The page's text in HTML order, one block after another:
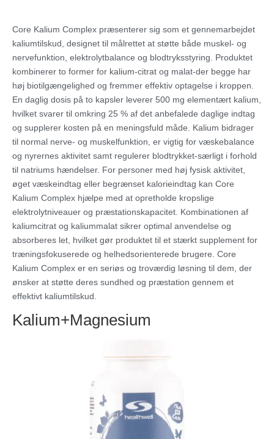
Core Kalium Complex præsenterer sig som et gennemarbejdet
kaliumtilskud, designet til målrettet at støtte både muskel- og
nervefunktion, elektrolytbalance og blodtryksstyring. Produktet
kombinerer to former for kalium-citrat og malat-der begge har
høj biotilgængelighed og fremmer effektiv optagelse i kroppen.
En daglig dosis på to kapsler leverer 500 mg elementært kalium,
hvilket svarer til omkring 25 % af det anbefalede daglige indtag
og supplerer kosten på en meningsfuld måde. Kalium bidrager
til normal nerve- og muskelfunktion, er vigtig for væskebalance
og nyrernes aktivitet samt regulerer blodtrykket-særligt i forhold
til natriums hændelser. For personer med høj fysisk aktivitet,
øget væskeindtag eller begrænset kalorieindtag kan Core
Kalium Complex hjælpe med at opretholde kropslige
elektrolytniveauer og præstationskapacitet. Kombinationen af
kaliumcitrat og kaliummalat sikrer optimal anvendelse og
absorberes let, hvilket gør produktet til et stærkt supplement for
træningsfokuserede og helhedsorienterede brugere. Core
Kalium Complex er en seriøs og troværdig løsning til dem, der
ønsker at støtte deres sundhed og præstation gennem et
effektivt kaliumtilskud.
Kalium+Magnesium